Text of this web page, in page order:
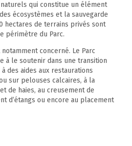
qui constitue un élément
écosystèmes et la sauvegarde
hectares de terrains privés sont
périmètre du Parc.
concerné. Le Parc
à le soutenir dans une transition
des aides aux restaurations
sur pelouses calcaires, à la
de haies, au creusement de
d’étangs ou encore au placement